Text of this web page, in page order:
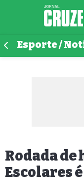
Esporte /
Rodada de
Escolares